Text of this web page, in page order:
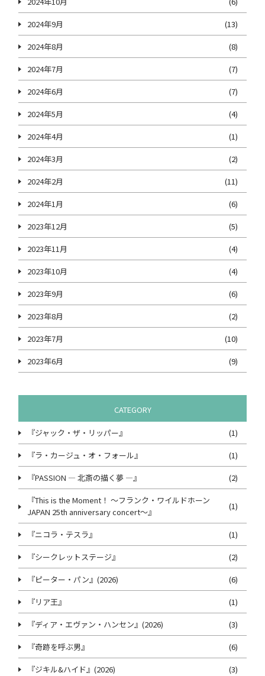
2024年9月
(13)
2024年8月
(8)
2024年7月
(7)
2024年6月
(7)
2024年5月
(4)
2024年4月
(1)
2024年3月
(2)
2024年2月
(11)
2024年1月
(6)
2023年12月
(5)
2023年11月
(4)
2023年10月
(4)
2023年9月
(6)
2023年8月
(2)
2023年7月
(10)
2023年6月
(9)
CATEGORY
『ジャック・ザ・リッパー』
(1)
『ラ・カージュ・オ・フォール』
(1)
『PASSION ― 北斎の描く夢 ―』
(2)
『This is the Moment！ ～フランク・ワイルドホーン
JAPAN 25th anniversary concert～』
(1)
『ニコラ・テスラ』
(1)
『シークレットステージ』
(2)
『ピーター・パン』(2026)
(6)
『リア王』
(1)
『ディア・エヴァン・ハンセン』(2026)
(3)
『奇跡を呼ぶ男』
(6)
『ジキル&ハイド』(2026)
(3)